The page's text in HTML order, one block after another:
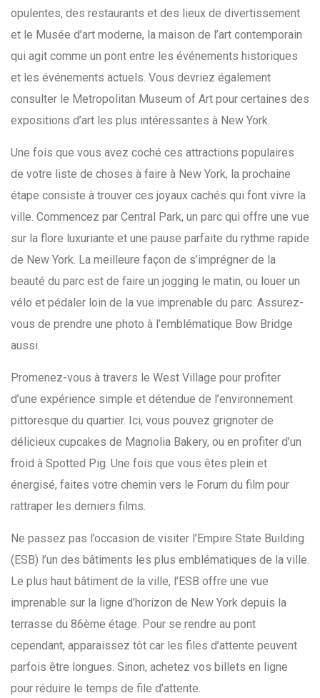
opulentes, des restaurants et des lieux de divertissement
et le Musée d’art moderne, la maison de l’art contemporain
qui agit comme un pont entre les événements historiques
et les événements actuels. Vous devriez également
consulter le Metropolitan Museum of Art pour certaines des
expositions d’art les plus intéressantes à New York.
Une fois que vous avez coché ces attractions populaires
de votre liste de choses à faire à New York, la prochaine
étape consiste à trouver ces joyaux cachés qui font vivre la
ville. Commencez par Central Park, un parc qui offre une vue
sur la flore luxuriante et une pause parfaite du rythme rapide
de New York. La meilleure façon de s’imprégner de la
beauté du parc est de faire un jogging le matin, ou louer un
vélo et pédaler loin de la vue imprenable du parc. Assurez-
vous de prendre une photo à l’emblématique Bow Bridge
aussi.
Promenez-vous à travers le West Village pour profiter
d’une expérience simple et détendue de l’environnement
pittoresque du quartier. Ici, vous pouvez grignoter de
délicieux cupcakes de Magnolia Bakery, ou en profiter d’un
froid à Spotted Pig. Une fois que vous êtes plein et
énergisé, faites votre chemin vers le Forum du film pour
rattraper les derniers films.
Ne passez pas l’occasion de visiter l’Empire State Building
(ESB) l’un des bâtiments les plus emblématiques de la ville.
Le plus haut bâtiment de la ville, l’ESB offre une vue
imprenable sur la ligne d’horizon de New York depuis la
terrasse du 86ème étage. Pour se rendre au pont
cependant, apparaissez tôt car les files d’attente peuvent
parfois être longues. Sinon, achetez vos billets en ligne
pour réduire le temps de file d’attente.